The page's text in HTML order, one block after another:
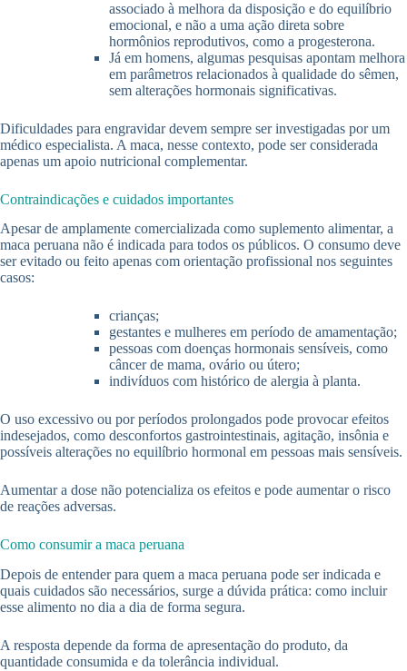
associado à melhora da disposição e do equilíbrio
emocional, e não a uma ação direta sobre
hormônios reprodutivos, como a progesterona.
Já em homens, algumas pesquisas apontam melhora
em parâmetros relacionados à qualidade do sêmen,
sem alterações hormonais significativas.
Dificuldades para engravidar devem sempre ser investigadas por um
médico especialista. A maca, nesse contexto, pode ser considerada
apenas um apoio nutricional complementar.
Contraindicações e cuidados importantes
Apesar de amplamente comercializada como suplemento alimentar, a
maca peruana não é indicada para todos os públicos. O consumo deve
ser evitado ou feito apenas com orientação profissional nos seguintes
casos:
crianças;
gestantes e mulheres em período de amamentação;
pessoas com doenças hormonais sensíveis, como
câncer de mama, ovário ou útero;
indivíduos com histórico de alergia à planta.
O uso excessivo ou por períodos prolongados pode provocar efeitos
indesejados, como desconfortos gastrointestinais, agitação, insônia e
possíveis alterações no equilíbrio hormonal em pessoas mais sensíveis.
Aumentar a dose não potencializa os efeitos e pode aumentar o risco
de reações adversas.
Como consumir a maca peruana
Depois de entender para quem a maca peruana pode ser indicada e
quais cuidados são necessários, surge a dúvida prática: como incluir
esse alimento no dia a dia de forma segura.
A resposta depende da forma de apresentação do produto, da
quantidade consumida e da tolerância individual.